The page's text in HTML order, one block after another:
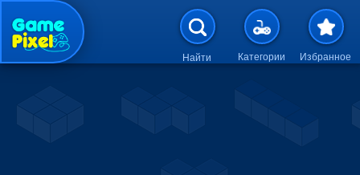
Перейти к основному
Найти Категории Избранное